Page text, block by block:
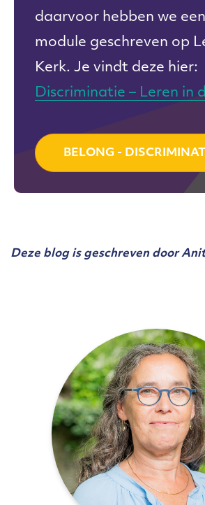
daarvoor hebben we
module geschreven op
Kerk. Je vindt deze hier:
Discriminatie – Leren in
BELONG -
Deze blog is geschreven door